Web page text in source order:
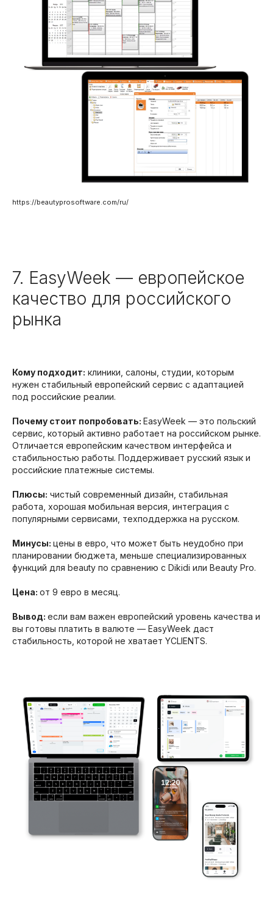
https://beautyprosoftware.com/ru/
7. EasyWeek — европейское
качество для российского
рынка
Кому подходит: клиники, салоны, студии, которым
нужен стабильный европейский сервис с адаптацией
под российские реалии.
Почему стоит попробовать: EasyWeek — это польский
сервис, который активно работает на российском рынке.
Отличается европейским качеством интерфейса и
стабильностью работы. Поддерживает русский язык и
российские платежные системы.
Плюсы: чистый современный дизайн, стабильная
работа, хорошая мобильная версия, интеграция с
популярными сервисами, техподдержка на русском.
Минусы: цены в евро, что может быть неудобно при
планировании бюджета, меньше специализированных
функций для beauty по сравнению с Dikidi или Beauty Pro.
Цена: от 9 евро в месяц.​
Вывод: если вам важен европейский уровень качества и
вы готовы платить в валюте — EasyWeek даст
стабильность, которой не хватает YCLIENTS.